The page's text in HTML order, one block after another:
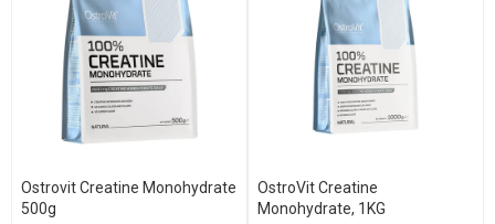
Ostrovit Creatine Monohydrate
500g
OstroVit Creatine
Monohydrate, 1KG